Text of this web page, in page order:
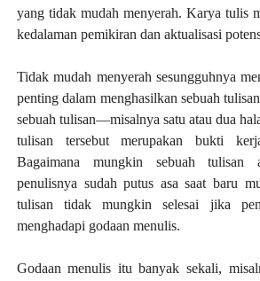
yang tidak mudah menyerah. Karya tulis
kedalaman pemikiran dan aktualisasi
Tidak mudah menyerah sesungguhnya
penting dalam menghasilkan sebuah
sebuah tulisan—misalnya satu atau dua
tulisan tersebut merupakan bukti
Bagaimana mungkin sebuah
penulisnya sudah putus asa saat baru
tulisan tidak mungkin selesai jika
menghadapi godaan menulis.
Godaan menulis itu banyak sekali,